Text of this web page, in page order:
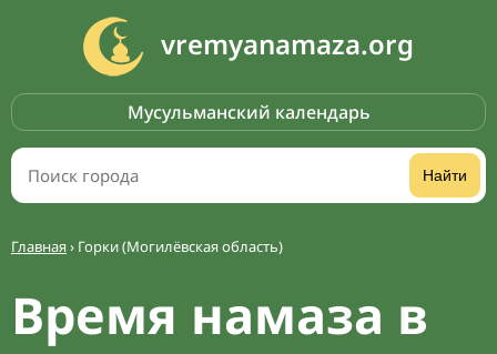
vremyanamaza.org
Мусульманский календарь
Найти
Главная› Горки (Могилёвская область)
Время намаза в